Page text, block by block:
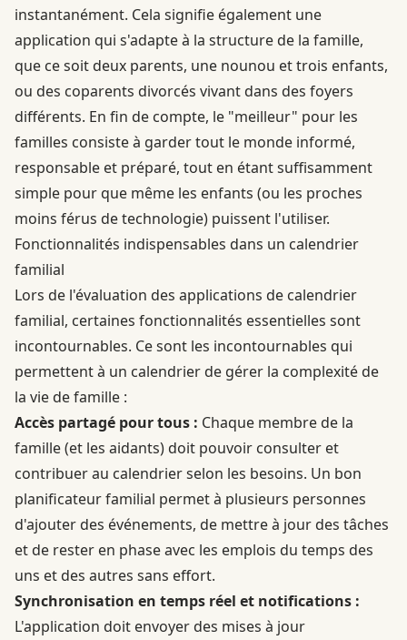
instantanément. Cela signifie également une
application qui s'adapte à la structure de la famille,
que ce soit deux parents, une nounou et trois enfants,
ou des coparents divorcés vivant dans des foyers
différents. En fin de compte, le "meilleur" pour les
familles consiste à garder tout le monde informé,
responsable et préparé, tout en étant suffisamment
simple pour que même les enfants (ou les proches
moins férus de technologie) puissent l'utiliser.
Fonctionnalités indispensables dans un calendrier
familial
Lors de l'évaluation des applications de calendrier
familial, certaines fonctionnalités essentielles sont
incontournables. Ce sont les incontournables qui
permettent à un calendrier de gérer la complexité de
la vie de famille :
Accès partagé pour tous : Chaque membre de la
famille (et les aidants) doit pouvoir consulter et
contribuer au calendrier selon les besoins. Un bon
planificateur familial permet à plusieurs personnes
d'ajouter des événements, de mettre à jour des tâches
et de rester en phase avec les emplois du temps des
uns et des autres sans effort.
Synchronisation en temps réel et notifications :
L'application doit envoyer des mises à jour